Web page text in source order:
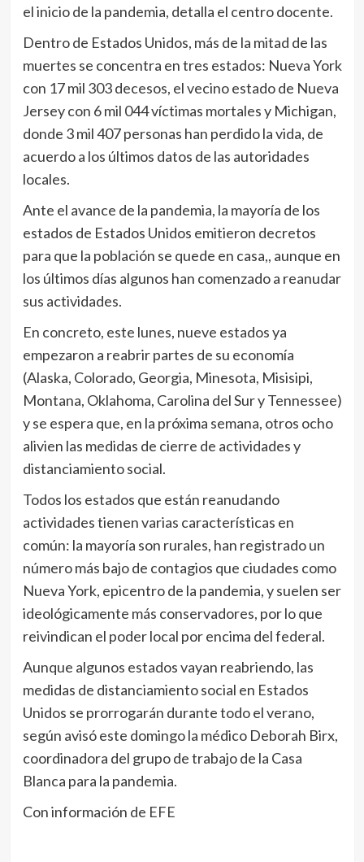
el inicio de la pandemia, detalla el centro docente.
Dentro de Estados Unidos, más de la mitad de las
muertes se concentra en tres estados: Nueva York
con 17 mil 303 decesos, el vecino estado de Nueva
Jersey con 6 mil 044 víctimas mortales y Michigan,
donde 3 mil 407 personas han perdido la vida, de
acuerdo a los últimos datos de las autoridades
locales.
Ante el avance de la pandemia, la mayoría de los
estados de Estados Unidos emitieron decretos
para que la población se quede en casa,, aunque en
los últimos días algunos han comenzado a reanudar
sus actividades.
En concreto, este lunes, nueve estados ya
empezaron a reabrir partes de su economía
(Alaska, Colorado, Georgia, Minesota, Misisipi,
Montana, Oklahoma, Carolina del Sur y Tennessee)
y se espera que, en la próxima semana, otros ocho
alivien las medidas de cierre de actividades y
distanciamiento social.
Todos los estados que están reanudando
actividades tienen varias características en
común: la mayoría son rurales, han registrado un
número más bajo de contagios que ciudades como
Nueva York, epicentro de la pandemia, y suelen ser
ideológicamente más conservadores, por lo que
reivindican el poder local por encima del federal.
Aunque algunos estados vayan reabriendo, las
medidas de distanciamiento social en Estados
Unidos se prorrogarán durante todo el verano,
según avisó este domingo la médico Deborah Birx,
coordinadora del grupo de trabajo de la Casa
Blanca para la pandemia.
Con información de EFE